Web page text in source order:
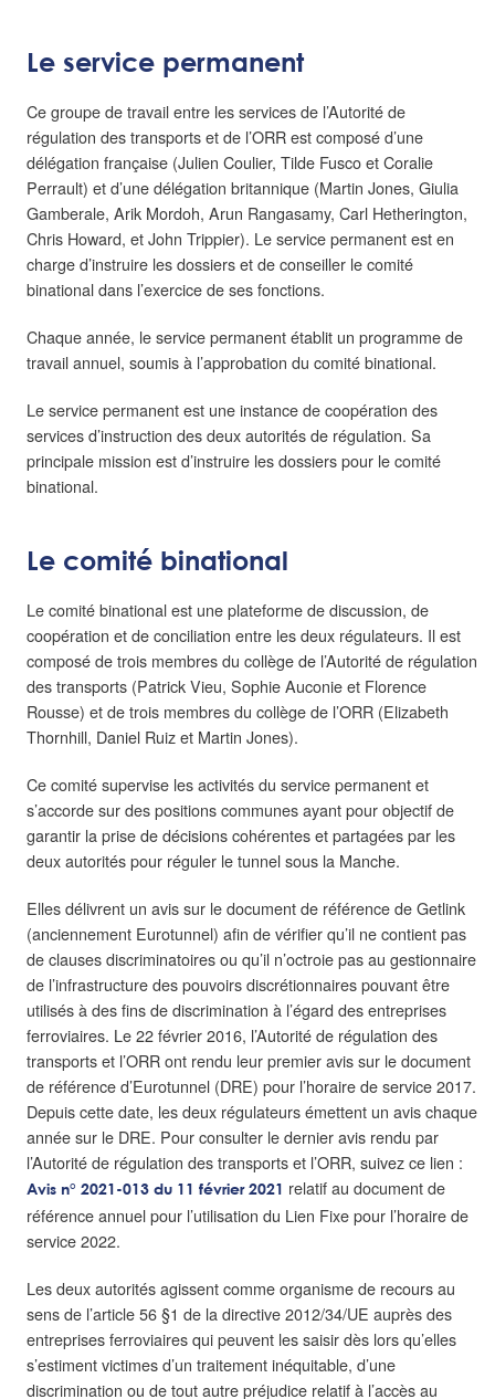
Le service permanent
Ce groupe de travail entre les services de l’Autorité de
régulation des transports et de l’ORR est composé d’une
délégation française (Julien Coulier, Tilde Fusco et Coralie
Perrault) et d’une délégation britannique (Martin Jones, Giulia
Gamberale, Arik Mordoh, Arun Rangasamy, Carl Hetherington,
Chris Howard, et John Trippier). Le service permanent est en
charge d’instruire les dossiers et de conseiller le comité
binational dans l’exercice de ses fonctions.
Chaque année, le service permanent établit un programme de
travail annuel, soumis à l’approbation du comité binational.
Le service permanent est une instance de coopération des
services d’instruction des deux autorités de régulation. Sa
principale mission est d’instruire les dossiers pour le comité
binational.
Le comité binational
Le comité binational est une plateforme de discussion, de
coopération et de conciliation entre les deux régulateurs. Il est
composé de trois membres du collège de l’Autorité de régulation
des transports (Patrick Vieu, Sophie Auconie et Florence
Rousse) et de trois membres du collège de l’ORR (Elizabeth
Thornhill, Daniel Ruiz et Martin Jones).
Ce comité supervise les activités du service permanent et
s’accorde sur des positions communes ayant pour objectif de
garantir la prise de décisions cohérentes et partagées par les
deux autorités pour réguler le tunnel sous la Manche.
Elles délivrent un avis sur le document de référence de Getlink
(anciennement Eurotunnel) afin de vérifier qu’il ne contient pas
de clauses discriminatoires ou qu’il n’octroie pas au gestionnaire
de l’infrastructure des pouvoirs discrétionnaires pouvant être
utilisés à des fins de discrimination à l’égard des entreprises
ferroviaires. Le 22 février 2016, l’Autorité de régulation des
transports et l’ORR ont rendu leur premier avis sur le document
de référence d’Eurotunnel (DRE) pour l’horaire de service 2017.
Depuis cette date, les deux régulateurs émettent un avis chaque
année sur le DRE. Pour consulter le dernier avis rendu par
l’Autorité de régulation des transports et l’ORR, suivez ce lien :
Avis n° 2021-013 du 11 février 2021
relatif au document de
référence annuel pour l’utilisation du Lien Fixe pour l’horaire de
service 2022.
Les deux autorités agissent comme organisme de recours au
sens de l’article 56 §1 de la directive 2012/34/UE auprès des
entreprises ferroviaires qui peuvent les saisir dès lors qu’elles
s’estiment victimes d’un traitement inéquitable, d’une
discrimination ou de tout autre préjudice relatif à l’accès au